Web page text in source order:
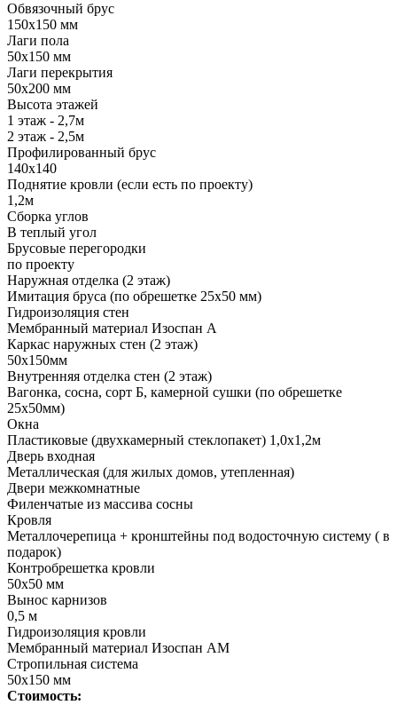
Обвязочный брус
150х150 мм
Лаги пола
50х150 мм
Лаги перекрытия
50х200 мм
Высота этажей
1 этаж - 2,7м
2 этаж - 2,5м
Профилированный брус
140х140
Поднятие кровли (если есть по проекту)
1,2м
Сборка углов
В теплый угол
Брусовые перегородки
по проекту
Наружная отделка (2 этаж)
Имитация бруса (по обрешетке 25х50 мм)
Гидроизоляция стен
Мембранный материал Изоспан А
Каркас наружных стен (2 этаж)
50х150мм
Внутренняя отделка стен (2 этаж)
Вагонка, сосна, сорт Б, камерной сушки (по обрешетке
25х50мм)
Окна
Пластиковые (двухкамерный стеклопакет) 1,0х1,2м
Дверь входная
Металлическая (для жилых домов, утепленная)
Двери межкомнатные
Филенчатые из массива сосны
Кровля
Металлочерепица + кронштейны под водосточную систему ( в
подарок)
Контробрешетка кровли
50х50 мм
Вынос карнизов
0,5 м
Гидроизоляция кровли
Мембранный материал Изоспан АМ
Стропильная система
50х150 мм
Стоимость: